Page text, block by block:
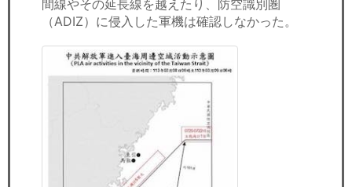
間線やその延長線を越えたり、防空識別圏
（ADIZ）に侵入した軍機は確認しなかった。